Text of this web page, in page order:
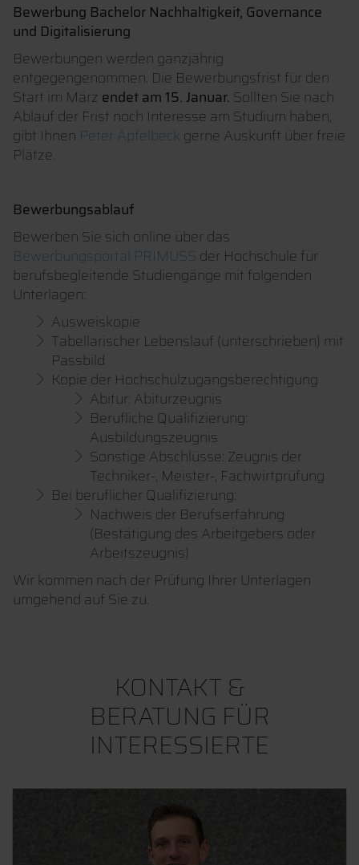
Bewerbung Bachelor Nachhaltigkeit, Governance
und Digitalisierung
Bewerbungen werden ganzjährig
entgegengenommen. Die Bewerbungsfrist für den
Start im März endet am 15. Januar. Sollten Sie nach
Ablauf der Frist noch Interesse am Studium haben,
gibt Ihnen Peter Apfelbeck gerne Auskunft über freie
Plätze.
Bewerbungsablauf
Bewerben Sie sich online über das
Bewerbungsportal PRIMUSS der Hochschule für
berufsbegleitende Studiengänge mit folgenden
Unterlagen:
Ausweiskopie
Tabellarischer Lebenslauf (unterschrieben) mit
Passbild
Kopie der Hochschulzugangsberechtigung
Abitur: Abiturzeugnis
Berufliche Qualifizierung:
Ausbildungszeugnis
Sonstige Abschlüsse: Zeugnis der
Techniker-, Meister-, Fachwirtprüfung
Bei beruflicher Qualifizierung:
Nachweis der Berufserfahrung
(Bestätigung des Arbeitgebers oder
Arbeitszeugnis)
Wir kommen nach der Prüfung Ihrer Unterlagen
umgehend auf Sie zu.
KONTAKT &
BERATUNG FÜR
INTERESSIERTE